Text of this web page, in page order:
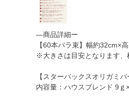
―商品詳細ー
【60本バラ束】幅約32cm×
※大きさは目安となります、
【スターバックスオリガミ
内容量：ハウスブレンド 9